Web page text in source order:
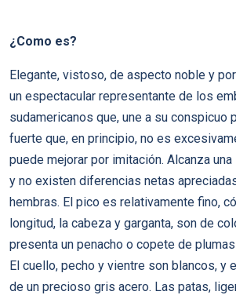
¿Como es?
Elegante, vistoso, de aspecto noble y
un espectacular representante de los
sudamericanos que, une a su conspicuo
fuerte que, en principio, no es
puede mejorar por imitación. Alcanza
y no existen diferencias netas
hembras. El pico es relativamente fino,
longitud, la cabeza y garganta, son de
presenta un penacho o copete de
El cuello, pecho y vientre son blancos, y
de un precioso gris acero. Las patas,